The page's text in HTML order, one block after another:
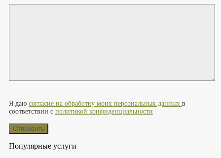
Я даю согласие на обработку моих персональных данных в
соответствии с политикой конфиденциальности
Популярные услуги